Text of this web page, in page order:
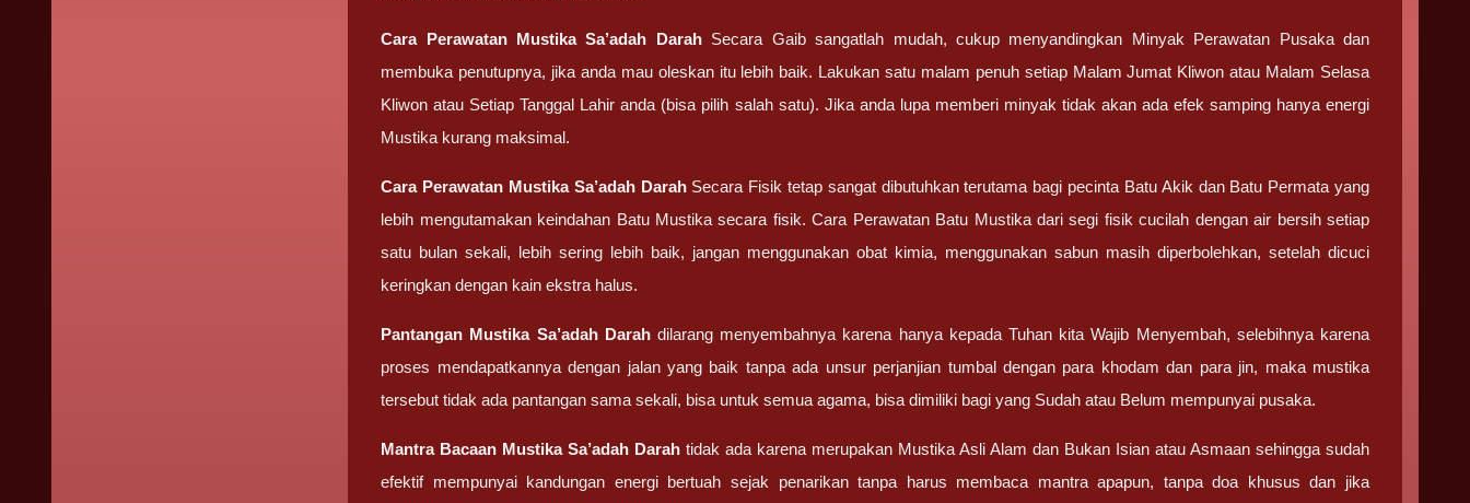
Cara Perawatan Mustika Sa’adah DarahSecara Gaib sangatlah mudah, cukup menyandingkan Minyak Perawatan Pusaka dan
membuka penutupnya, jika anda mau oleskan itu lebih baik. Lakukan satu malam penuh setiap Malam Jumat Kliwon atau Malam Selasa
Kliwon atau Setiap Tanggal Lahir anda (bisa pilih salah satu). Jika anda lupa memberi minyak tidak akan ada efek samping hanya energi
Mustika kurang maksimal.
Cara Perawatan Mustika Sa’adah DarahSecara Fisik tetap sangat dibutuhkan terutama bagi pecinta Batu Akik dan Batu Permata yang
lebih mengutamakan keindahan Batu Mustika secara fisik. Cara Perawatan Batu Mustika dari segi fisik cucilah dengan air bersih setiap
satu bulan sekali, lebih sering lebih baik, jangan menggunakan obat kimia, menggunakan sabun masih diperbolehkan, setelah dicuci
keringkan dengan kain ekstra halus.
Pantangan Mustika Sa’adah Darahdilarang menyembahnya karena hanya kepada Tuhan kita Wajib Menyembah, selebihnya karena
proses mendapatkannya dengan jalan yang baik tanpa ada unsur perjanjian tumbal dengan para khodam dan para jin, maka mustika
tersebut tidak ada pantangan sama sekali, bisa untuk semua agama, bisa dimiliki bagi yang Sudah atau Belum mempunyai pusaka.
Mantra Bacaan Mustika Sa’adah Darah tidak ada karena merupakan Mustika Asli Alam dan Bukan Isian atau Asmaan sehingga sudah
efektif mempunyai kandungan energi bertuah sejak penarikan tanpa harus membaca mantra apapun, tanpa doa khusus dan jika